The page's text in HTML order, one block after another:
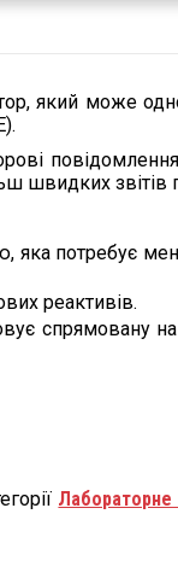
який може
швидких звітів
потребує
реактивів.
спрямовану